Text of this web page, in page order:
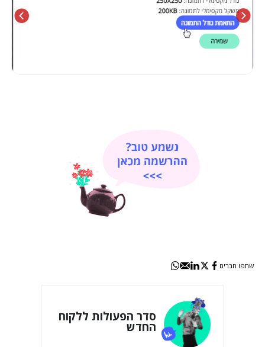
שתפו חברים
סדר הפעולות ללקוח
החדש